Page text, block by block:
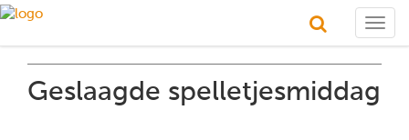
Geslaagde spelletjesmiddag